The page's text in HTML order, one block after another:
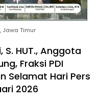
Timur
HUT., Anggota
Fraksi PDI
Selamat Hari Pers
2026